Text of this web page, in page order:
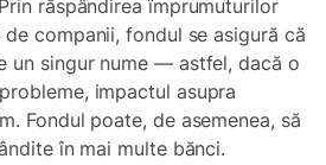
răspândirea împrumuturilor
companii, fondul se asigură că
un singur nume — astfel, dacă o
impactul asupra
Fondul poate, de asemenea, să
în mai multe bănci.